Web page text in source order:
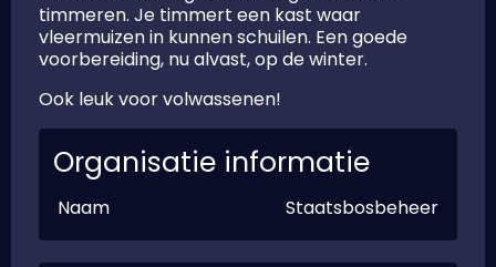
timmeren. Je timmert een kast waar
vleermuizen in kunnen schuilen. Een goede
voorbereiding, nu alvast, op de winter.
Ook leuk voor volwassenen!
Organisatie informatie
Naam Staatsbosbeheer